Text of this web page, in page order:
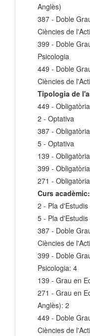
Anglès)
387 - Doble
Ciències de
399 - Doble
Psicologia
449 - Doble
Ciències de
Tipologia de
449 - Obligatòria
2 - Optativa
387 - Obligatòria
5 - Optativa
139 - Obligatòria
399 - Obligatòria
271 - Obligatòria
Curs acadèmic:
2 - Pla
5 - Pla
387 - Doble
Ciències de
399 - Doble
Psicologia: 4
139 - Grau en
271 - Grau en
Anglès): 2
449 - Doble
Ciències de